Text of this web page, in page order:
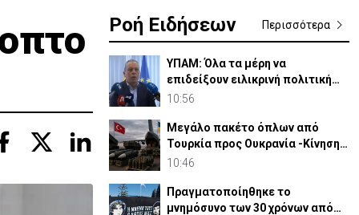
Ροή Ειδήσεων Περισσότερα
ΥΠΑΜ: Όλα τα μέρη να
επιδείξουν ειλικρινή πολιτική
βούληση στο Κυπριακό
10:56
Μεγάλο πακέτο όπλων από
Τουρκία προς Ουκρανία -Κίνηση
με μήνυμα προς Μόσχα;
10:46
Πραγματοποίηθηκε το
μνημόσυνο των 30 χρόνων από